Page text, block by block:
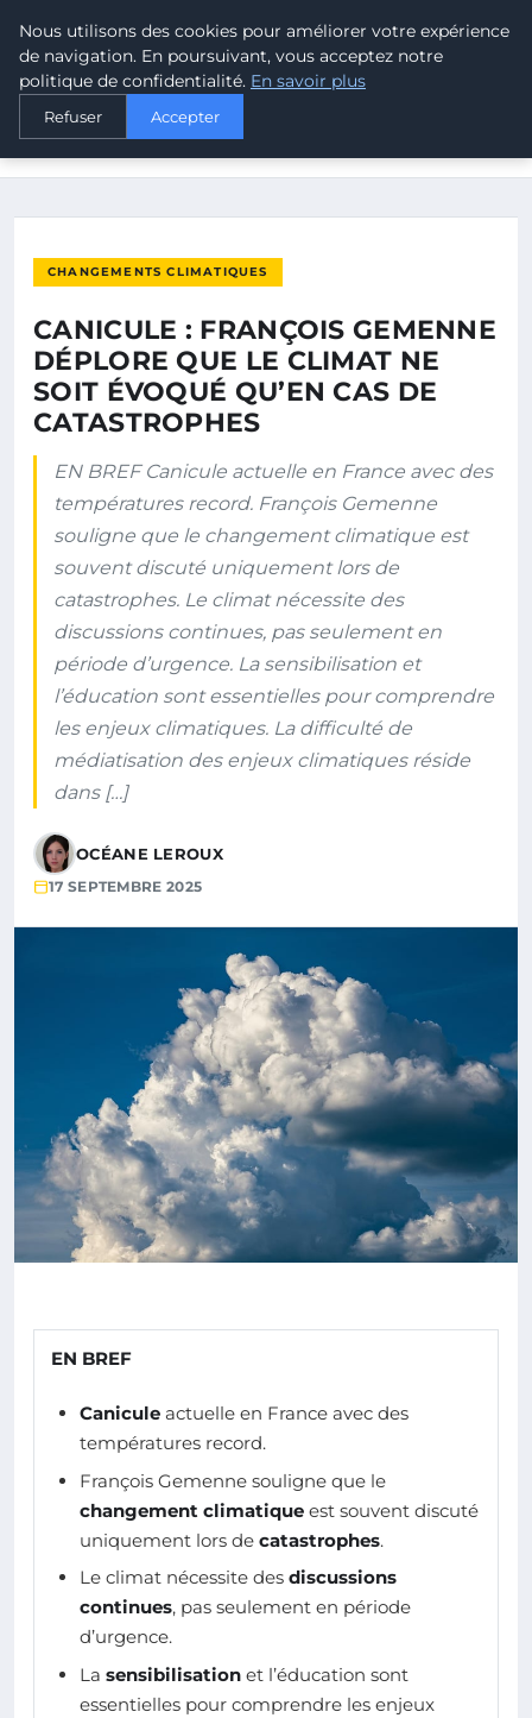
MALTA CLIMATE
ACCUEIL
CANICULE : FRANÇOIS GEMENNE DÉPLORE QUE LE CLIMAT NE
CHANGEMENTS CLIMATIQUES
CANICULE : FRANÇOIS GEMENNE
DÉPLORE QUE LE CLIMAT NE
SOIT ÉVOQUÉ QU’EN CAS DE
CATASTROPHES
EN BREF Canicule actuelle en France avec des
températures record. François Gemenne
souligne que le changement climatique est
souvent discuté uniquement lors de
catastrophes. Le climat nécessite des
discussions continues, pas seulement en
période d’urgence. La sensibilisation et
l’éducation sont essentielles pour comprendre
les enjeux climatiques. La difficulté de
médiatisation des enjeux climatiques réside
dans […]
OCÉANE LEROUX
17 SEPTEMBRE 2025
EN BREF
Canicule actuelle en France avec des
températures record.
François Gemenne souligne que le
changement climatique est souvent discuté
uniquement lors de catastrophes.
Le climat nécessite des discussions
continues, pas seulement en période
d’urgence.
La sensibilisation et l’éducation sont
essentielles pour comprendre les enjeux
Nous utilisons des cookies pour améliorer votre expérience
de navigation. En poursuivant, vous acceptez notre
politique de confidentialité. En savoir plus
Refuser Accepter